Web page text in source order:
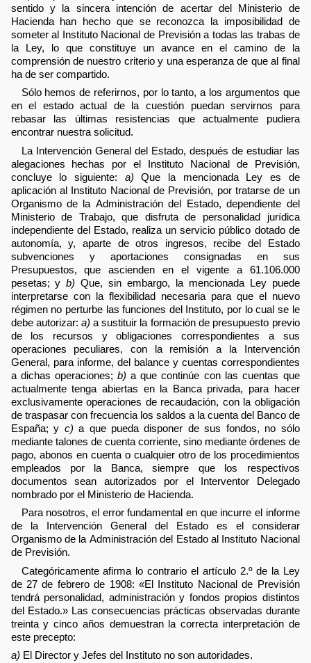
sentido y la sincera intención de acertar del Ministerio de
Hacienda han hecho que se reconozca la imposibilidad de
someter al Instituto Nacional de Previsión a todas las trabas de
la Ley, lo que constituye un avance en el camino de la
comprensión de nuestro criterio y una esperanza de que al final
ha de ser compartido.
Sólo hemos de referirnos, por lo tanto, a los argumentos que
en el estado actual de la cuestión puedan servirnos para
rebasar las últimas resistencias que actualmente pudiera
encontrar nuestra solicitud.
La Intervención General del Estado, después de estudiar las
alegaciones hechas por el Instituto Nacional de Previsión,
concluye lo siguiente: a) Que la mencionada Ley es de
aplicación al Instituto Nacional de Previsión, por tratarse de un
Organismo de la Administración del Estado, dependiente del
Ministerio de Trabajo, que disfruta de personalidad jurídica
independiente del Estado, realiza un servicio público dotado de
autonomía, y, aparte de otros ingresos, recibe del Estado
subvenciones y aportaciones consignadas en sus
Presupuestos, que ascienden en el vigente a 61.106.000
pesetas; y b) Que, sin embargo, la mencionada Ley puede
interpretarse con la flexibilidad necesaria para que el nuevo
régimen no perturbe las funciones del Instituto, por lo cual se le
debe autorizar: a) a sustituir la formación de presupuesto previo
de los recursos y obligaciones correspondientes a sus
operaciones peculiares, con la remisión a la Intervención
General, para informe, del balance y cuentas correspondientes
a dichas operaciones; b) a que continúe con las cuentas que
actualmente tenga abiertas en la Banca privada, para hacer
exclusivamente operaciones de recaudación, con la obligación
de traspasar con frecuencia los saldos a la cuenta del Banco de
España; y c) a que pueda disponer de sus fondos, no sólo
mediante talones de cuenta corriente, sino mediante órdenes de
pago, abonos en cuenta o cualquier otro de los procedimientos
empleados por la Banca, siempre que los respectivos
documentos sean autorizados por el Interventor Delegado
nombrado por el Ministerio de Hacienda.
Para nosotros, el error fundamental en que incurre el informe
de la Intervención General del Estado es el considerar
Organismo de la Administración del Estado al Instituto Nacional
de Previsión.
Categóricamente afirma lo contrario el artículo 2.º de la Ley
de 27 de febrero de 1908: «El Instituto Nacional de Previsión
tendrá personalidad, administración y fondos propios distintos
del Estado.» Las consecuencias prácticas observadas durante
treinta y cinco años demuestran la correcta interpretación de
este precepto:
a) El Director y Jefes del Instituto no son autoridades.